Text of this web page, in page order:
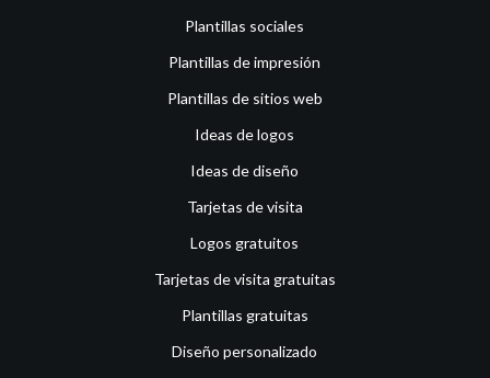
Plantillas sociales
Plantillas de impresión
Plantillas de sitios web
Ideas de logos
Ideas de diseño
Tarjetas de visita
Logos gratuitos
Tarjetas de visita gratuitas
Plantillas gratuitas
Diseño personalizado